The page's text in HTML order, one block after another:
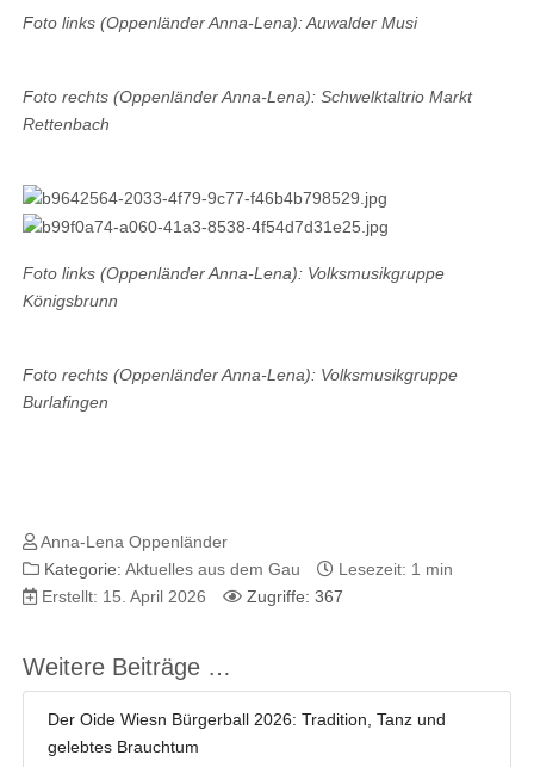
Foto links (Oppenländer Anna-Lena): Auwalder Musi
Foto rechts (Oppenländer Anna-Lena): Schwelktaltrio Markt
Rettenbach
Foto links (Oppenländer Anna-Lena): Volksmusikgruppe
Königsbrunn
Foto rechts (Oppenländer Anna-Lena): Volksmusikgruppe
Burlafingen
Anna-Lena Oppenländer
Kategorie:Aktuelles aus dem Gau
Lesezeit: 1 min
Erstellt: 15. April 2026
Zugriffe: 367
Weitere Beiträge …
Der Oide Wiesn Bürgerball 2026: Tradition, Tanz und
gelebtes Brauchtum